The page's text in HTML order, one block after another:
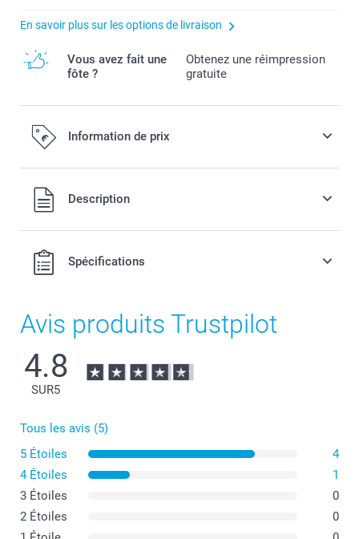
En savoir plus sur les options de livraison
Vous avez fait une
fôte ?
Obtenez une réimpression
gratuite
Information de prix
Tous les prix sont en EURO (€), TVA incluse et hors frais de
port.
Description
Spécifications
Avis produits Trustpilot
4.8
SUR5
Tous les avis (5)
5 Étoiles
4
4 Étoiles
1
3 Étoiles
0
2 Étoiles
0